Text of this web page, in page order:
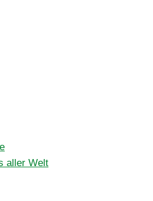
aller Welt